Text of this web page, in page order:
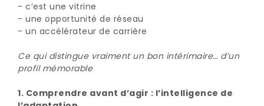
- c’est une vitrine
- une opportunité de réseau
- un accélérateur de carrière
Ce qui distingue vraiment un bon intérimaire… d’un
profil mémorable
1. Comprendre avant d’agir : l’intelligence de